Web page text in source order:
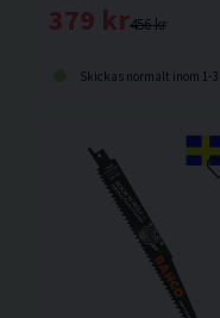
456 kr
379 kr
Skickas normalt inom 1-3